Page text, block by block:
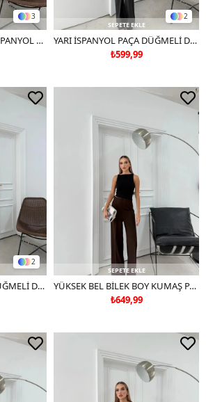
3
KEMERLİ YÜKSEK BEL İSPANYOL PAÇA DOUBLE KUMAŞ PANTOLON YEŞİL
2
SEPETE EKLE
YARI İSPANYOL PAÇA DÜĞMELİ DERİ PANTOLON SİYAH
₺599,99
2
YARI İSPANYOL PAÇA DÜĞMELİ DERİ PANTOLON KREM
SEPETE EKLE
YÜKSEK BEL BİLEK BOY KUMAŞ PANTOLON KAHVE
₺649,99